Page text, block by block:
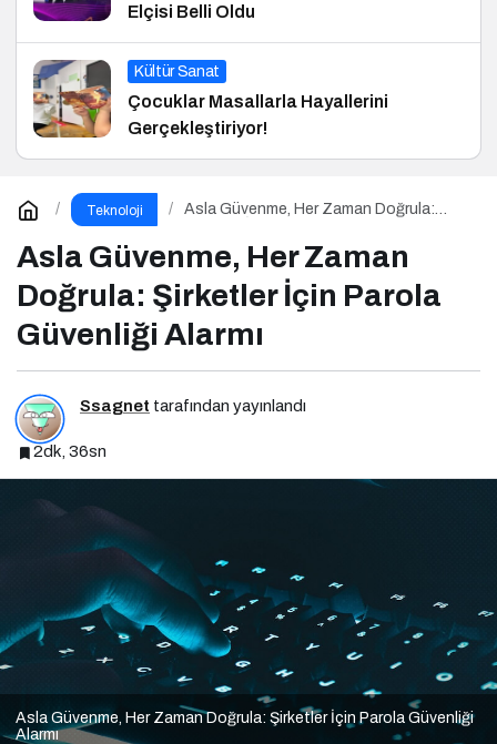
Elçisi Belli Oldu
Kültür Sanat
Çocuklar Masallarla Hayallerini
Gerçekleştiriyor!
Teknoloji
Asla Güvenme, Her Zaman Doğrula:
Asla Güvenme, Her Zaman
Doğrula: Şirketler İçin Parola
Güvenliği Alarmı
Ssagnet tarafından yayınlandı
2dk, 36sn
Asla Güvenme, Her Zaman Doğrula: Şirketler İçin Parola Güvenliği
Alarmı